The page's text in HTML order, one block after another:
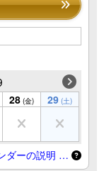
28 (金) 29 (土)
ダーの説明 …